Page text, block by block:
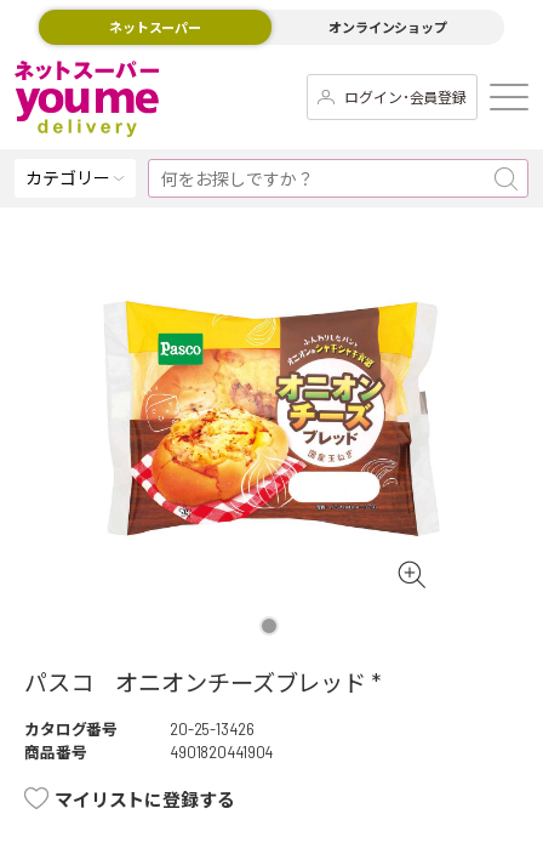
ネットスーパー オンラインショップ
ログイン･会員登録
カテゴリー
パスコ オニオンチーズブレッド *
カタログ番号
20-25-13426
商品番号
4901820441904
マイリストに登録する